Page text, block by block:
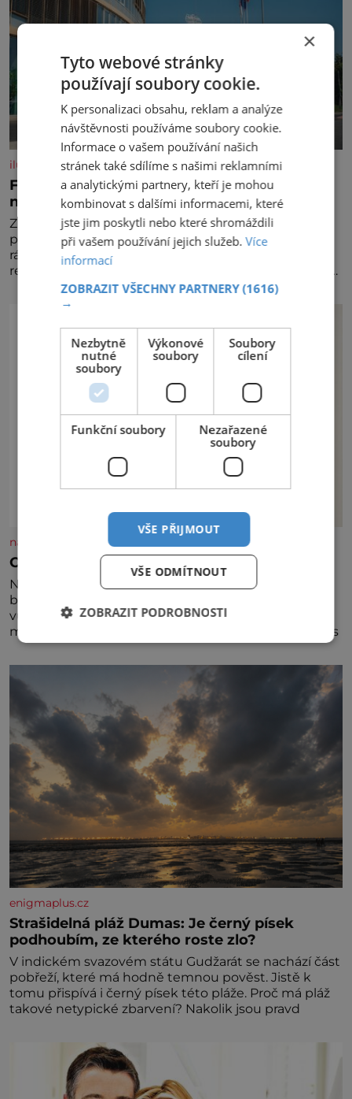
iluxus.cz
Ford dává český fotbal do pohybu. Stává se
novým partnerem FAČR
Značka Ford se od srpna 2026 stává novým
partnerem Fotbalové asociace České republiky. V
rámci tříleté spolupráce zajistí mobilitu asociace,
reprezentačních týmů i českého fotbalu v regionech.
nasehvezdy.cz
Osamělá herečka Syslová všechno vzdala?
Nedávno se povídalo, že má Dana Syslová (80)
blízkého přítele, který je jí oporou. Ale je to ještě
vůbec pravda? V posledních dnech čím dál častěji
mluví o svém odchodu. Dohnala ji snad samota? Půs
enigmaplus.cz
Strašidelná pláž Dumas: Je černý písek
podhoubím, ze kterého roste zlo?
V indickém svazovém státu Gudžarát se nachází část
pobřeží, které má hodně temnou pověst. Jistě k
tomu přispívá i černý písek této pláže. Proč má pláž
takové netypické zbarvení? Nakolik jsou pravd
×
Tyto webové stránky
používají soubory cookie.
K personalizaci obsahu, reklam a analýze
návštěvnosti používáme soubory cookie.
Informace o vašem používání našich
stránek také sdílíme s našimi reklamními
a analytickými partnery, kteří je mohou
kombinovat s dalšími informacemi, které
jste jim poskytli nebo které shromáždili
při vašem používání jejich služeb.Více
informací
ZOBRAZIT VŠECHNY PARTNERY(1616)
→
Nezbytně
nutné
soubory
Výkonové
soubory
Soubory
cílení
Funkční soubory
Nezařazené
soubory
VŠE PŘIJMOUT
VŠE ODMÍTNOUT
ZOBRAZIT PODROBNOSTI